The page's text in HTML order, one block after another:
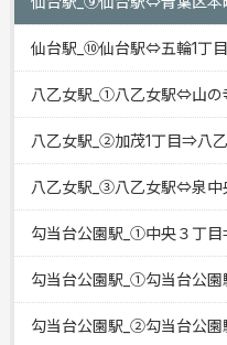
仙台駅_⑩仙台駅⇔五輪1丁目
八乙女駅_①八乙女駅⇔山の
八乙女駅_②加茂1丁目⇒八
八乙女駅_③八乙女駅⇔泉中
勾当台公園駅_①中央３丁
勾当台公園駅_①勾当台公
勾当台公園駅_②勾当台公